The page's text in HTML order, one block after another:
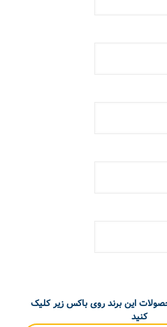
این برند روی باکس زیر کلیک
کنید